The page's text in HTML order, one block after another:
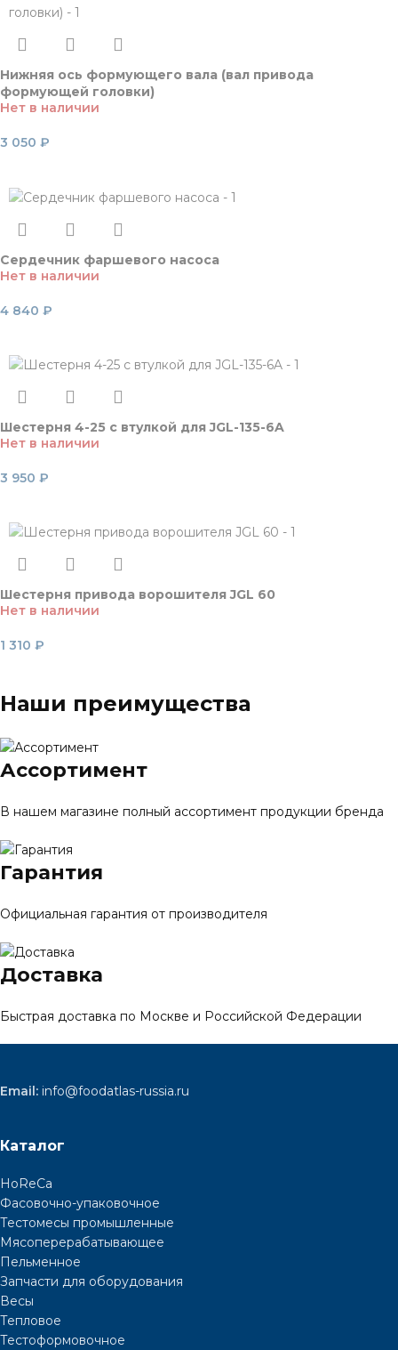
Нижняя ось формующего вала (вал привода
формующей головки)
Нет в наличии
3 050 ₽
Сердечник фаршевого насоса
Нет в наличии
4 840 ₽
Шестерня 4-25 c втулкой для JGL-135-6A
Нет в наличии
3 950 ₽
Шестерня привода ворошителя JGL 60
Нет в наличии
1 310 ₽
Наши преимущества
Ассортимент
В нашем магазине полный ассортимент продукции бренда
Гарантия
Официальная гарантия от производителя
Доставка
Быстрая доставка по Москве и Российской Федерации
Email: info@foodatlas-russia.ru
Каталог
HoReCa
Фасовочно-упаковочное
Тестомесы промышленные
Мясоперерабатывающее
Пельменное
Запчасти для оборудования
Весы
Тепловое
Тестоформовочное